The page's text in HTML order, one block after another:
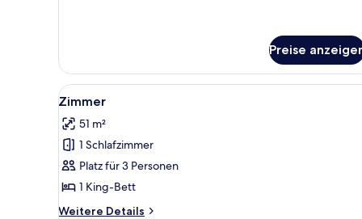
2 Queen-
Betten
Preise
Alle
Fotos
für
Zimmer
anzeigen
Ein Hotelzimmer mit einem
4
Zimmer
51 m²
1 Schlafzimmer
Platz für 3 Personen
1 King-Bett
Weitere Details
Weitere